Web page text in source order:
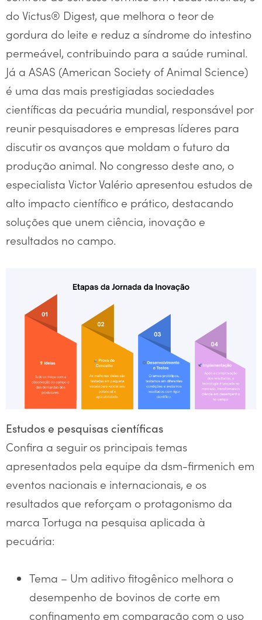
do Victus® Digest, que melhora o teor de
gordura do leite e reduz a síndrome do intestino
permeável, contribuindo para a saúde ruminal.
Já a ASAS (American Society of Animal Science)
é uma das mais prestigiadas sociedades
científicas da pecuária mundial, responsável por
reunir pesquisadores e empresas líderes para
discutir os avanços que moldam o futuro da
produção animal. No congresso deste ano, o
especialista Victor Valério apresentou estudos de
alto impacto científico e prático, destacando
soluções que unem ciência, inovação e
resultados no campo.
Estudos e pesquisas científicas
Confira a seguir os principais temas
apresentados pela equipe da dsm-firmenich em
eventos nacionais e internacionais, e os
resultados que reforçam o protagonismo da
marca Tortuga na pesquisa aplicada à
pecuária:
Tema – Um aditivo fitogênico melhora o
desempenho de bovinos de corte em
confinamento em comparação com o uso